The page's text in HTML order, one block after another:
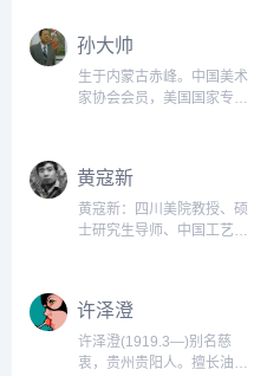
教育达半个世纪，至今仍在
教育第一线。...
孙大帅
生于内蒙古赤峰。中国美术
家协会会员，美国国家专业
随父学画。9岁参加全国少
年儿童画展入选并获奖。16
岁创作宣传画入选全国美
黄寇新
黄寇新：四川美院教授、硕
士研究生导师、中国工艺美
画、装饰画。...
许泽澄
许泽澄(1919.3—)别名慈
衷，贵州贵阳人。擅长油